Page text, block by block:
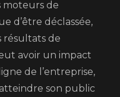
moteurs de
d’être déclassée,
résultats de
avoir un impact
de l’entreprise,
son public